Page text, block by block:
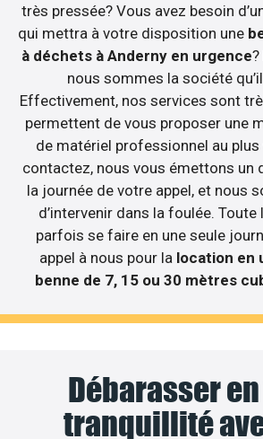
très pressée? Vous avez besoin
qui mettra à votre disposition une
à déchets à Anderny en urgence
nous sommes la société
Effectivement, nos services sont
permettent de vous proposer une
de matériel professionnel au
contactez, nous vous émettons un
la journée de votre appel, et nous
d’intervenir dans la foulée. Toute
parfois se faire en une seule
appel à nous pour la location en
benne de 7, 15 ou 30 mètres
Débarasser
tranquillité